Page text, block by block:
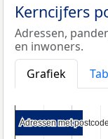
Kerncijfers
Adressen,
en inwoners.
Grafiek
Adressen met postcode
Adressen met postcode